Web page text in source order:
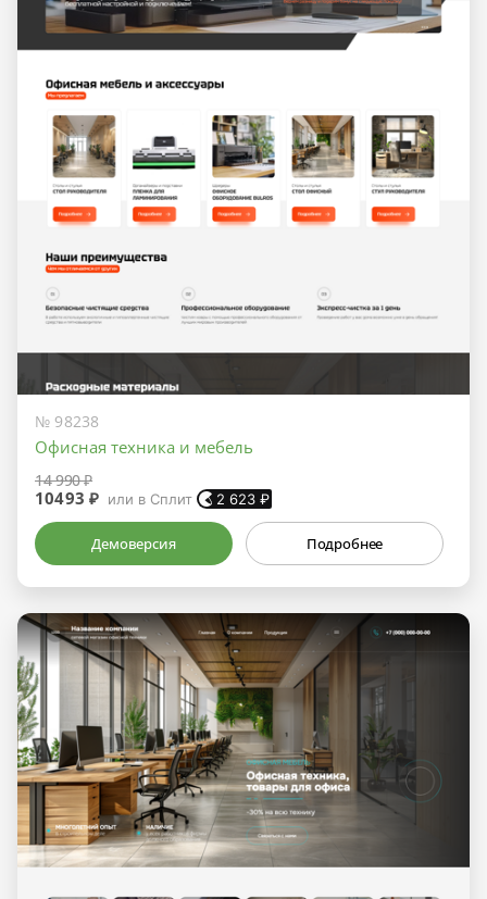
№ 98238
Офисная техника и мебель
14 990 ₽
10493 ₽ или в Сплит 2 623 ₽
Демоверсия Подробнее